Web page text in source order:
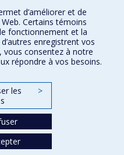
d’améliorer et de
Certains témoins
fonctionnement et la
enregistrent vos
vous consentez à notre
répondre à vos besoins.
les
>